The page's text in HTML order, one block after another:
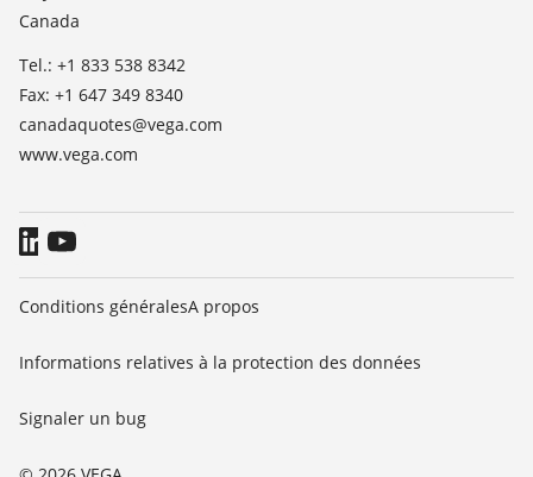
Blog
Canada
Tel.: +1 833 538 8342
Fax: +1 647 349 8340
canadaquotes@vega.com
www.vega.com
Conditions généralesA propos
Informations relatives à la protection des données
Signaler un bug